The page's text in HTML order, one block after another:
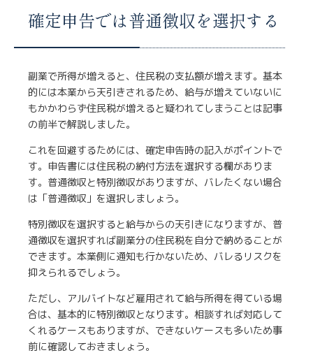
確定申告では普通徴収を選択する
副業で所得が増えると、住民税の支払額が増えます。基本
的には本業から天引きされるため、給与が増えていないに
もかかわらず住民税が増えると疑われてしまうことは記事
の前半で解説しました。
これを回避するためには、確定申告時の記入がポイントで
す。申告書には住民税の納付方法を選択する欄がありま
す。普通徴収と特別徴収がありますが、バレたくない場合
は「普通徴収」を選択しましょう。
特別徴収を選択すると給与からの天引きになりますが、普
通徴収を選択すれば副業分の住民税を自分で納めることが
できます。本業側に通知も行かないため、バレるリスクを
抑えられるでしょう。
ただし、アルバイトなど雇用されて給与所得を得ている場
合は、基本的に特別徴収となります。相談すれば対応して
くれるケースもありますが、できないケースも多いため事
前に確認しておきましょう。